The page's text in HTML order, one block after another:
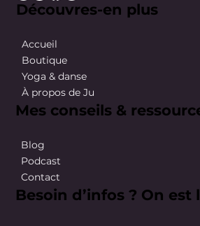
Découvres-en plus
Accueil
Boutique
Yoga & danse
À propos de Ju
Mes conseils &
Blog
Podcast
Contact
Besoin d’infos ? On est